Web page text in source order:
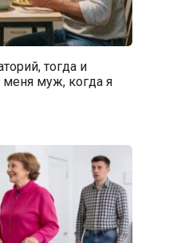
тогда и
муж, когда я